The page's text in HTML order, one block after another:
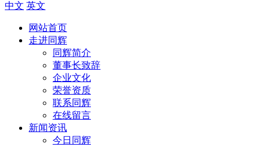
中文 英文
网站首页
走进同辉
同辉简介
董事长致辞
企业文化
荣誉资质
联系同辉
在线留言
新闻资讯
今日同辉